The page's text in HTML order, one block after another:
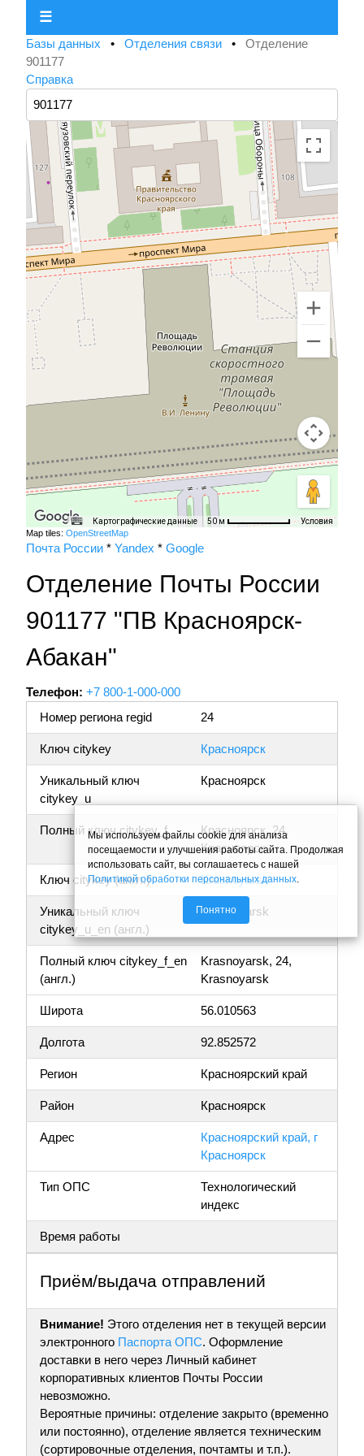
☰
Базы данных • Отделения связи • Отделение
901177
Справка
Картографические данные 50 м Условия
Map tiles: OpenStreetMap
Почта России * Yandex * Google
Отделение Почты России
901177 "ПВ Красноярск-
Абакан"
Телефон: +7 800-1-000-000
Номер региона regid
24
Ключ citykey Красноярск
Уникальный ключ
citykey_u
Красноярск
Полный ключ citykey_f
Красноярск, 24,
Красноярск
Ключ citykey (англ.) Krasnoyarsk
Уникальный ключ
citykey_u_en (англ.)
Krasnoyarsk
Полный ключ citykey_f_en
(англ.)
Krasnoyarsk, 24,
Krasnoyarsk
Широта 56.010563
Долгота 92.852572
Регион Красноярский край
Район Красноярск
Адрес
Красноярский край, г
Красноярск
Тип ОПС
Технологический
индекс
Время работы
Приём/выдача отправлений
Внимание! Этого отделения нет в текущей версии
электронного Паспорта ОПС. Оформление
доставки в него через Личный кабинет
корпоративных клиентов Почты России
невозможно.
Вероятные причины: отделение закрыто (временно
или постоянно), отделение является техническим
(сортировочные отделения, почтамты и т.п.).
Мы используем файлы cookie для анализа
посещаемости и улучшения работы сайта. Продолжая
использовать сайт, вы соглашаетесь с нашей
Политикой обработки персональных данных.
Понятно